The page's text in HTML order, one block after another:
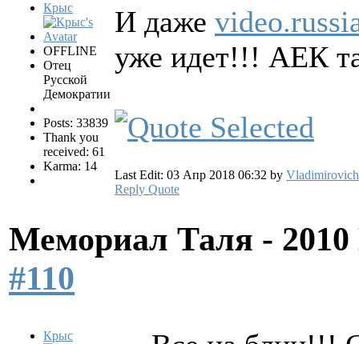
Крыс
OFFLINE
Отец
Русской
Демократии
Posts: 33839
Thank you
received: 61
Karma: 14
И даже
уже идет!!! АЕК
Last Edit: 03 Апр 2018 06:32 by Vladimirovich
Reply Quote
Мемориал Таля -
#110
Крыс